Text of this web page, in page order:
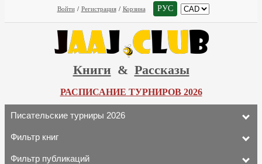
Войти / Регистрация / Корзина РУС
Книги & Рассказы
РАСПИСАНИЕ ТУРНИРОВ 2026
Писательские турниры 2026
Фильтр книг
Фильтр публикаций